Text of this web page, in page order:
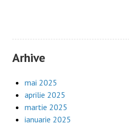
Arhive
mai 2025
aprilie 2025
martie 2025
ianuarie 2025